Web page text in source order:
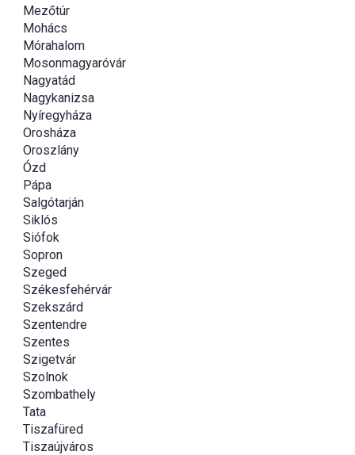
Mezőtúr
Mohács
Mórahalom
Mosonmagyaróvár
Nagyatád
Nagykanizsa
Nyíregyháza
Orosháza
Oroszlány
Ózd
Pápa
Salgótarján
Siklós
Siófok
Sopron
Szeged
Székesfehérvár
Szekszárd
Szentendre
Szentes
Szigetvár
Szolnok
Szombathely
Tata
Tiszafüred
Tiszaújváros